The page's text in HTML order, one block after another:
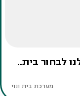
לבחור בית..
מערכת בית ונוי